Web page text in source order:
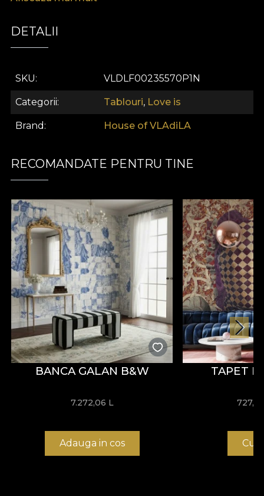
pentru acasă.
DETALII
SKU VLDLF00235570P1N
Categorii Tablouri, Love is
Brand House of VLAdiLA
RECOMANDATE PENTRU TINE
BANCA GALAN B&W
7.272,06 L
Adauga in cos
TAPET